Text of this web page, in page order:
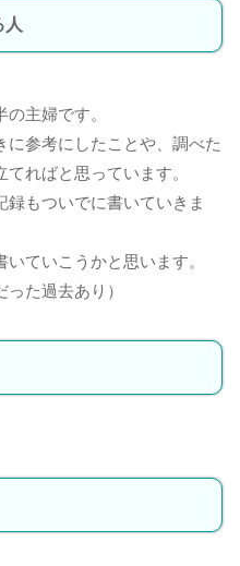
人
主婦です。
に参考にしたことや、調べた
ればと思っています。
もついでに書いていきま
ていこうかと思います。
った過去あり）